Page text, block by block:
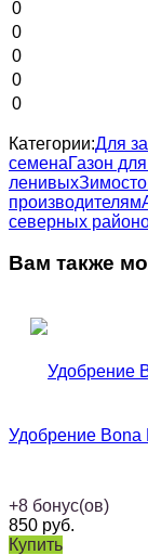
0
0
0
0
0
Категории:Для
семенаГазон
ленивых
производителям
северных
Вам также
Удобрение Bona
+8 бонус(ов)
850 руб.
Купить